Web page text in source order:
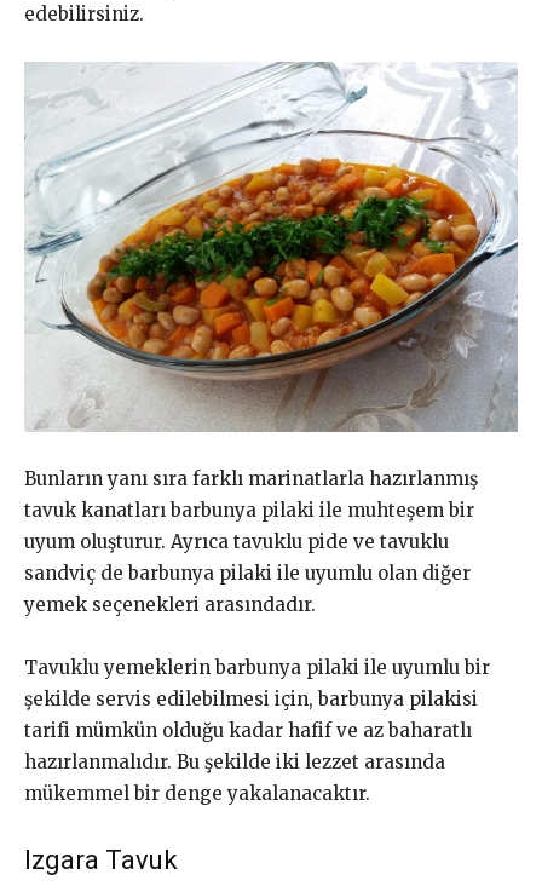
edebilirsiniz.
Bunların yanı sıra farklı marinatlarla hazırlanmış
tavuk kanatları barbunya pilaki ile muhteşem bir
uyum oluşturur. Ayrıca tavuklu pide ve tavuklu
sandviç de barbunya pilaki ile uyumlu olan diğer
yemek seçenekleri arasındadır.
Tavuklu yemeklerin barbunya pilaki ile uyumlu bir
şekilde servis edilebilmesi için, barbunya pilakisi
tarifi mümkün olduğu kadar hafif ve az baharatlı
hazırlanmalıdır. Bu şekilde iki lezzet arasında
mükemmel bir denge yakalanacaktır.
Izgara Tavuk